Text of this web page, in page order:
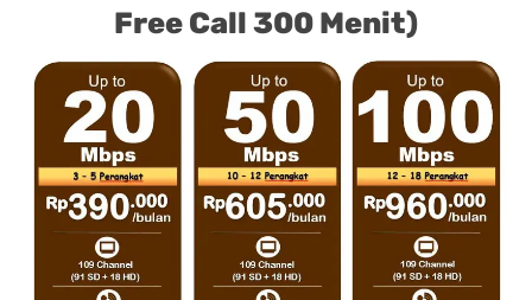
Free Call 300 Menit)